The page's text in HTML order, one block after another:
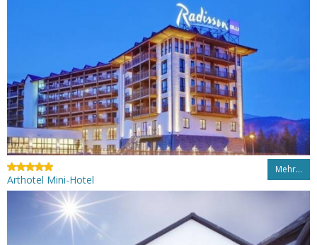
Mehr…
Arthotel Mini-Hotel